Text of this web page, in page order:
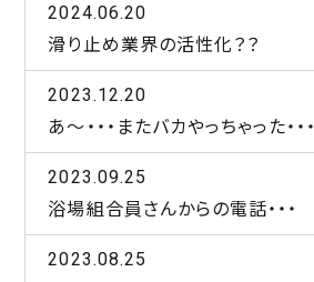
2024.06.20
滑り止め業界の活性化？？
2023.12.20
あ～・・・またバカやっちゃった・・・
2023.09.25
浴場組合員さんからの電話・・・
2023.08.25